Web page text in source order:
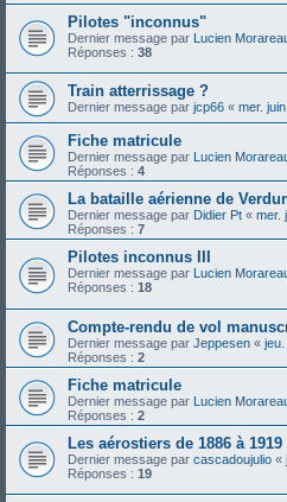
Pilotes "inconnus"
Dernier message par Lucien
Réponses : 38
Train atterrissage ?
Dernier message par jcp66 « mer.
Fiche matricule
Dernier message par Lucien
Réponses : 4
La bataille aérienne de
Dernier message par Didier Pt « mer.
Réponses : 7
Pilotes inconnus III
Dernier message par Lucien
Réponses : 18
Compte-rendu de vol
Dernier message par Jeppesen «
Réponses : 2
Fiche matricule
Dernier message par Lucien
Réponses : 2
Les aérostiers de 1886 à 1919
Dernier message par cascadoujulio «
Réponses : 19